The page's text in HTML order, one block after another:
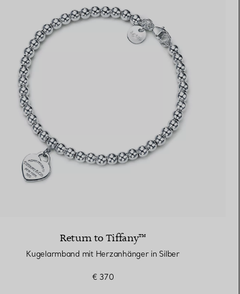
Return to Tiffany™
Kugelarmband mit Herzanhänger in Silber
€ 370